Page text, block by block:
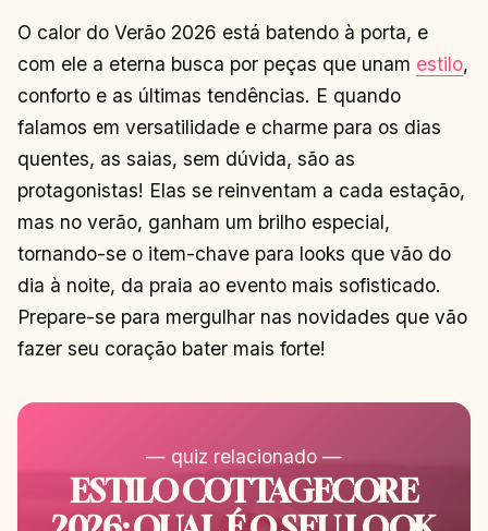
O calor do Verão 2026 está batendo à porta, e
com ele a eterna busca por peças que unam estilo,
conforto e as últimas tendências. E quando
falamos em versatilidade e charme para os dias
quentes, as saias, sem dúvida, são as
protagonistas! Elas se reinventam a cada estação,
mas no verão, ganham um brilho especial,
tornando-se o item-chave para looks que vão do
dia à noite, da praia ao evento mais sofisticado.
Prepare-se para mergulhar nas novidades que vão
fazer seu coração bater mais forte!
— quiz relacionado —
ESTILO COTTAGECORE